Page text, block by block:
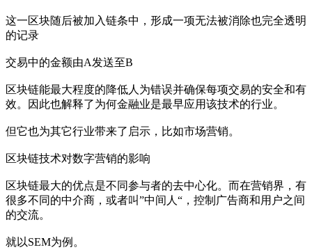
这一区块随后被加入链条中，形成一项无法被消除也完全透明
的记录
交易中的金额由A发送至B
区块链能最大程度的降低人为错误并确保每项交易的安全和有
效。因此也解释了为何金融业是最早应用该技术的行业。
但它也为其它行业带来了启示，比如市场营销。
区块链技术对数字营销的影响
区块链最大的优点是不同参与者的去中心化。而在营销界，有
很多不同的中介商，或者叫”中间人“，控制广告商和用户之间
的交流。
就以SEM为例。